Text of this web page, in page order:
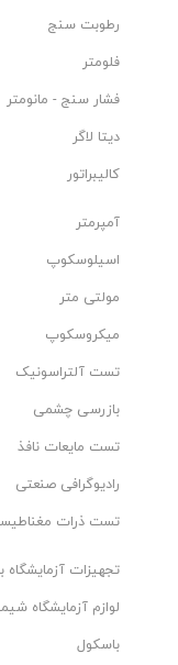
رطوبت سنج
فلومتر
فشار سنج - مانومتر
دیتا لاگر
کالیبراتور
آمپرمتر
اسیلوسکوپ
مولتی متر
میکروسکوپ
تست آلتراسونیک
بازرسی چشمی
تست مایعات نافذ
رادیوگرافی صنعتی
تست ذرات
تجهیزات آزمایشگاه
لوازم آزمایشگاه
باسکول